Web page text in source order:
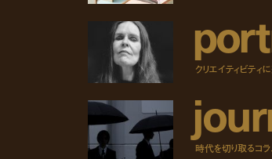
port
クリエイティビティ
jour
時代を切り取るコラ